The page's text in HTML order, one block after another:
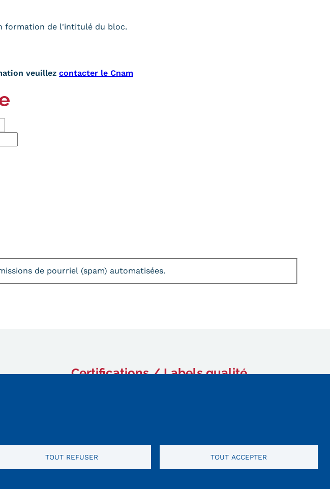
formation de l'intitulé du bloc.
veuillez contacter le Cnam
de pourriel (spam) automatisées.
Certifications / Labels qualité
TOUT REFUSER TOUT ACCEPTER